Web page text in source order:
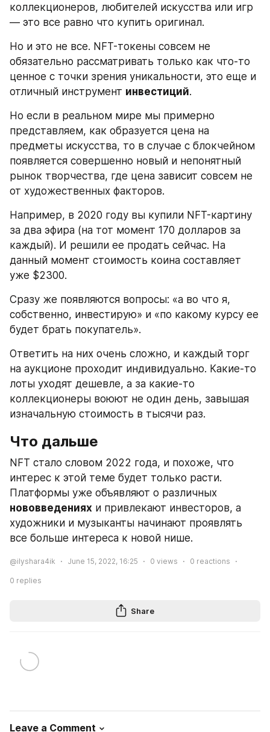
коллекционеров, любителей искусства или игр
— это все равно что купить оригинал.
Но и это не все. NFT-токены совсем не
обязательно рассматривать только как что-то
ценное с точки зрения уникальности, это еще и
отличный инструмент инвестиций.
Но если в реальном мире мы примерно
представляем, как образуется цена на
предметы искусства, то в случае с блокчейном
появляется совершенно новый и непонятный
рынок творчества, где цена зависит совсем не
от художественных факторов.
Например, в 2020 году вы купили NFT-картину
за два эфира (на тот момент 170 долларов за
каждый). И решили ее продать сейчас. На
данный момент стоимость коина составляет
уже $2300.
Сразу же появляются вопросы: «а во что я,
собственно, инвестирую» и «по какому курсу ее
будет брать покупатель».
Ответить на них очень сложно, и каждый торг
на аукционе проходит индивидуально. Какие-то
лоты уходят дешевле, а за какие-то
коллекционеры воюют не один день, завышая
изначальную стоимость в тысячи раз.
Что дальше
NFT стало словом 2022 года, и похоже, что
интерес к этой теме будет только расти.
нововведениях и привлекают инвесторов, а
художники и музыканты начинают проявлять
все больше интереса к новой нише.
@ilyshara4ik June 15, 2022, 16:25 0 views 0 reactions
0 replies
Share
Leave a Comment